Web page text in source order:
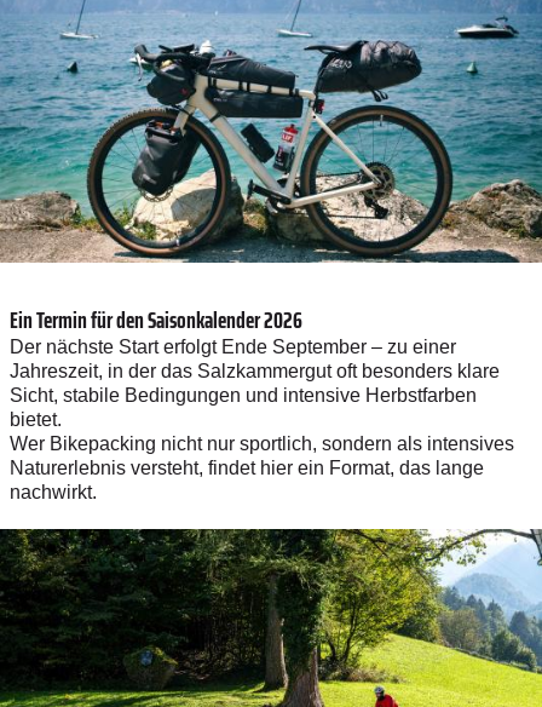
Ein Termin für den Saisonkalender 2026
Der nächste Start erfolgt Ende September – zu einer
Jahreszeit, in der das Salzkammergut oft besonders klare
Sicht, stabile Bedingungen und intensive Herbstfarben
bietet.
Wer Bikepacking nicht nur sportlich, sondern als intensives
Naturerlebnis versteht, findet hier ein Format, das lange
nachwirkt.